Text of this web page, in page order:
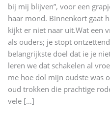
bij mij blijven”, voor een
haar mond. Binnenkort gaat
kijkt er niet naar uit.Wat een
als ouders; je stopt
belangrijkste doel dat ie je
leren we dat schakelen al
me hoe dol mijn oudste was
oud trokken die prachtige
vele […]